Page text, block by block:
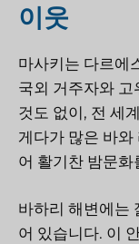
이웃
마사키는 다르에
국외 거주자와
것도 없이, 전 세
게다가 많은 바
어 활기찬 밤문화
바하리 해변에는
어 있습니다. 이